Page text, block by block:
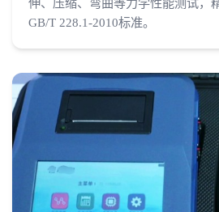
伸、压缩、弯曲等力学性能测试，
GB/T 228.1-2010标准。